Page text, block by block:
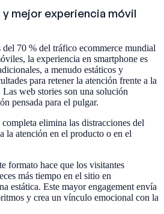
mejor experiencia móvil
70 % del tráfico ecommerce mundial
la experiencia en smartphone es
a menudo estáticos y
para retener la atención frente a la
web stories son una solución
pensada para el pulgar.
elimina las distracciones del
la atención en el producto o en el
formato hace que los visitantes
más tiempo en el sitio en
estática. Este mayor engagement envía
y crea un vínculo emocional con la